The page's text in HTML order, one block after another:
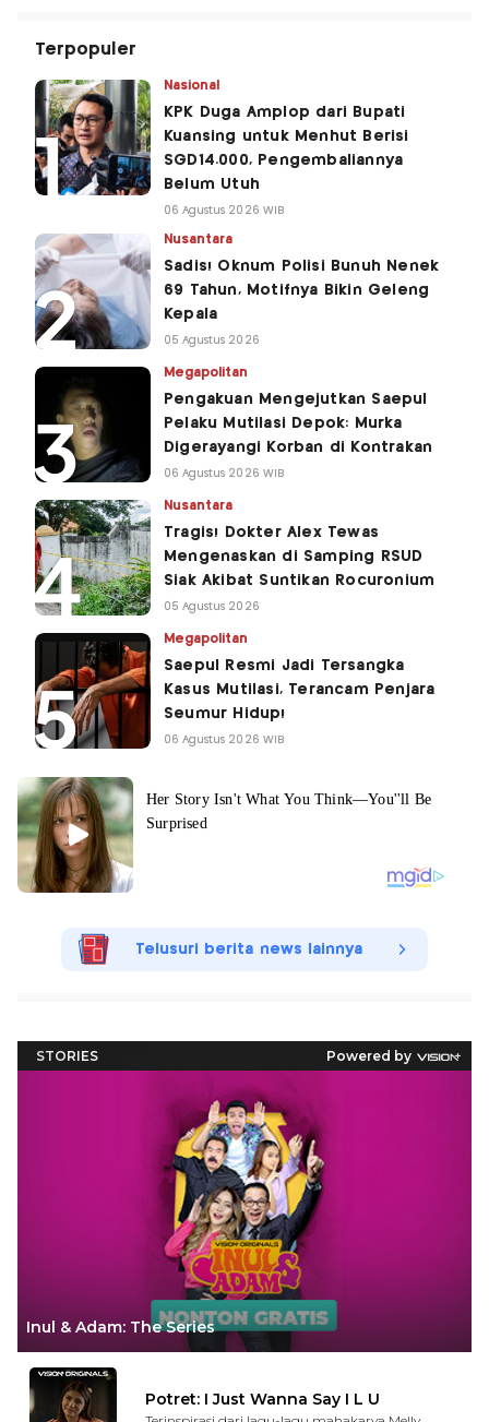
Terpopuler
Nasional
KPK Duga Amplop dari Bupati
Kuansing untuk Menhut Berisi
SGD14.000, Pengembaliannya
Belum Utuh
06 Agustus 2026 WIB
Nusantara
Sadis! Oknum Polisi Bunuh Nenek
69 Tahun, Motifnya Bikin Geleng
Kepala
05 Agustus 2026
Megapolitan
Pengakuan Mengejutkan Saepul
Pelaku Mutilasi Depok: Murka
Digerayangi Korban di Kontrakan
06 Agustus 2026 WIB
Nusantara
Tragis! Dokter Alex Tewas
Mengenaskan di Samping RSUD
Siak Akibat Suntikan Rocuronium
05 Agustus 2026
Megapolitan
Saepul Resmi Jadi Tersangka
Kasus Mutilasi, Terancam Penjara
Seumur Hidup!
06 Agustus 2026 WIB
Telusuri berita news lainnya